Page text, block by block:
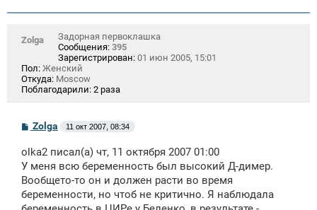
Zolga
Задорная первоклашка
Сообщения: 395
Зарегистрирован: 01 июн 2005, 15:01
Пол: Женский
Откуда: Moscow
Поблагодарили: 2 раза
С
б
щ
н
и
Zolga 11 окт 2007, 08:34
olka2 писал(а) чт, 11 октября 2007 01:00
У меня всю беременность был высокий Д-димер.
Вообщето-то он и должен расти во время
беременности, но чтоб не критично. Я наблюдала